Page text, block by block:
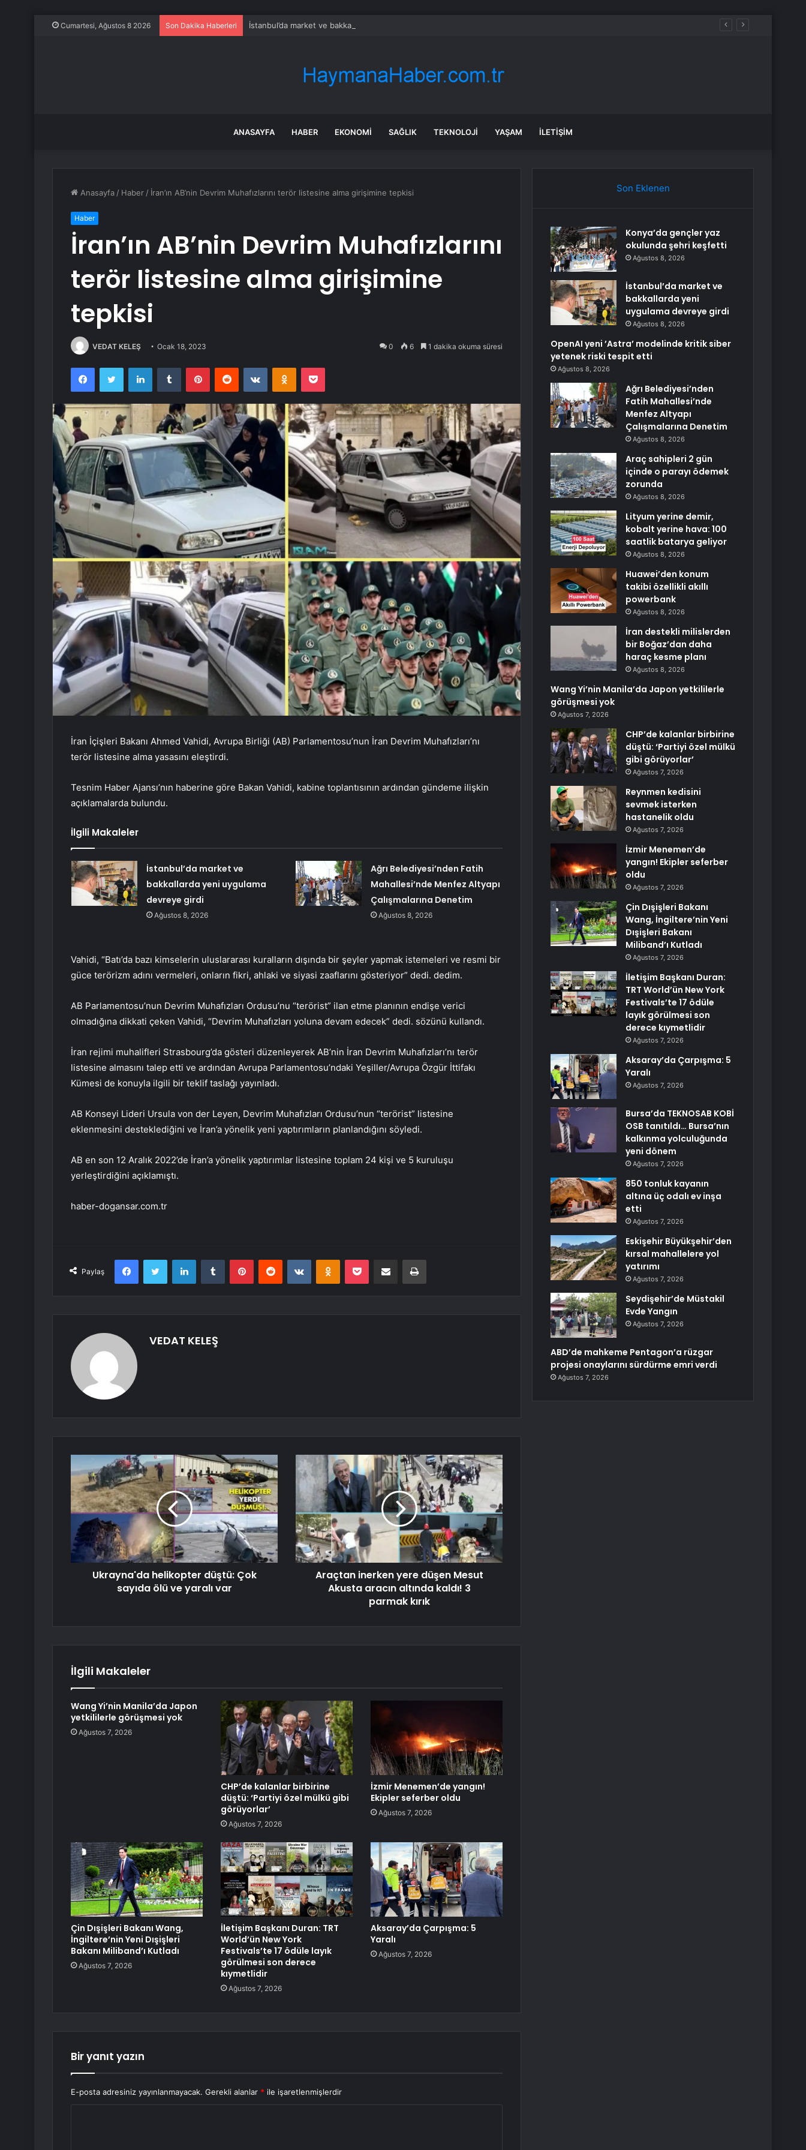
Cumartesi, Ağustos 8 2026 Son Dakika Haberleri İstanbul’da market ve bakkallarda yeni uygulama devreye girdi
ANASAYFA HABER EKONOMI SAĞLIK TEKNOLOJI YAŞAM İLETIŞIM
Anasayfa / Haber / İran’ın AB’nin Devrim Muhafızlarını terör listesine alma girişimine tepkisi
Haber
İran’ın AB’nin Devrim Muhafızlarını
terör listesine alma girişimine
tepkisi
VEDAT KELEŞ Ocak 18, 2023 0 6 1 dakika okuma süresi
FacebookTwitter LinkedInTumblr PinterestReddit VKontakteOdnoklassniki
Pocket
İran İçişleri Bakanı Ahmed Vahidi, Avrupa Birliği (AB) Parlamentosu’nun İran Devrim Muhafızları’nı
terör listesine alma yasasını eleştirdi.
Tesnim Haber Ajansı’nın haberine göre Bakan Vahidi, kabine toplantısının ardından gündeme ilişkin
açıklamalarda bulundu.
İlgili Makaleler
İstanbul’da market ve
bakkallarda yeni uygulama
devreye girdi
Ağustos 8, 2026
Ağrı Belediyesi’nden Fatih
Mahallesi’nde Menfez Altyapı
Çalışmalarına Denetim
Ağustos 8, 2026
Vahidi, “Batı’da bazı kimselerin uluslararası kuralların dışında bir şeyler yapmak istemeleri ve resmi bir
güce terörizm adını vermeleri, onların fikri, ahlaki ve siyasi zaaflarını gösteriyor” dedi. dedim.
AB Parlamentosu’nun Devrim Muhafızları Ordusu’nu “terörist” ilan etme planının endişe verici
olmadığına dikkati çeken Vahidi, “Devrim Muhafızları yoluna devam edecek” dedi. sözünü kullandı.
İran rejimi muhalifleri Strasbourg’da gösteri düzenleyerek AB’nin İran Devrim Muhafızları’nı terör
listesine almasını talep etti ve ardından Avrupa Parlamentosu’ndaki Yeşiller/Avrupa Özgür İttifakı
Kümesi de konuyla ilgili bir teklif taslağı yayınladı.
AB Konseyi Lideri Ursula von der Leyen, Devrim Muhafızları Ordusu’nun “terörist” listesine
eklenmesini desteklediğini ve İran’a yönelik yeni yaptırımların planlandığını söyledi.
AB en son 12 Aralık 2022’de İran’a yönelik yaptırımlar listesine toplam 24 kişi ve 5 kuruluşu
yerleştirdiğini açıklamıştı.
haber-dogansar.com.tr
Paylaş
FacebookTwitter LinkedInTumblr PinterestReddit VKontakteOdnoklassniki
Pocket E-Posta ile paylaş Yazdır
VEDAT KELEŞ
Ukrayna'da helikopter düştü: Çok
sayıda ölü ve yaralı var
Araçtan inerken yere düşen Mesut
Akusta aracın altında kaldı! 3
parmak kırık
İlgili Makaleler
Wang Yi’nin Manila’da Japon
yetkililerle görüşmesi yok
Ağustos 7, 2026
CHP’de kalanlar birbirine
düştü: ‘Partiyi özel mülkü gibi
görüyorlar’
Ağustos 7, 2026
İzmir Menemen’de yangın!
Ekipler seferber oldu
Ağustos 7, 2026
Çin Dışişleri Bakanı Wang,
İngiltere’nin Yeni Dışişleri
Bakanı Miliband’ı Kutladı
Ağustos 7, 2026
İletişim Başkanı Duran: TRT
World’ün New York
Festivals’te 17 ödüle layık
görülmesi son derece
kıymetlidir
Ağustos 7, 2026
Aksaray’da Çarpışma: 5
Yaralı
Ağustos 7, 2026
Bir yanıt yazın
E-posta adresiniz yayınlanmayacak. Gerekli alanlar * ile işaretlenmişlerdir
Son Eklenen
Konya’da gençler yaz
okulunda şehri keşfetti
Ağustos 8, 2026
İstanbul’da market ve
bakkallarda yeni
uygulama devreye girdi
Ağustos 8, 2026
OpenAI yeni ’Astra’ modelinde kritik siber
yetenek riski tespit etti
Ağustos 8, 2026
Ağrı Belediyesi’nden
Fatih Mahallesi’nde
Menfez Altyapı
Çalışmalarına Denetim
Ağustos 8, 2026
Araç sahipleri 2 gün
içinde o parayı ödemek
zorunda
Ağustos 8, 2026
Lityum yerine demir,
kobalt yerine hava: 100
saatlik batarya geliyor
Ağustos 8, 2026
Huawei’den konum
takibi özellikli akıllı
powerbank
Ağustos 8, 2026
İran destekli milislerden
bir Boğaz’dan daha
haraç kesme planı
Ağustos 8, 2026
Wang Yi’nin Manila’da Japon yetkililerle
görüşmesi yok
Ağustos 7, 2026
CHP’de kalanlar birbirine
düştü: ‘Partiyi özel mülkü
gibi görüyorlar’
Ağustos 7, 2026
Reynmen kedisini
sevmek isterken
hastanelik oldu
Ağustos 7, 2026
İzmir Menemen’de
yangın! Ekipler seferber
oldu
Ağustos 7, 2026
Çin Dışişleri Bakanı
Wang, İngiltere’nin Yeni
Dışişleri Bakanı
Miliband’ı Kutladı
Ağustos 7, 2026
İletişim Başkanı Duran:
TRT World’ün New York
Festivals’te 17 ödüle
layık görülmesi son
derece kıymetlidir
Ağustos 7, 2026
Aksaray’da Çarpışma: 5
Yaralı
Ağustos 7, 2026
Bursa’da TEKNOSAB KOBİ
OSB tanıtıldı… Bursa’nın
kalkınma yolculuğunda
yeni dönem
Ağustos 7, 2026
850 tonluk kayanın
altına üç odalı ev inşa
etti
Ağustos 7, 2026
Eskişehir Büyükşehir’den
kırsal mahallelere yol
yatırımı
Ağustos 7, 2026
Seydişehir’de Müstakil
Evde Yangın
Ağustos 7, 2026
ABD’de mahkeme Pentagon’a rüzgar
projesi onaylarını sürdürme emri verdi
Ağustos 7, 2026